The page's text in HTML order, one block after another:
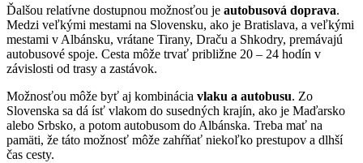
Ďalšou relatívne dostupnou možnosťou je autobusová doprava.
Medzi veľkými mestami na Slovensku, ako je Bratislava, a veľkými
mestami v Albánsku, vrátane Tirany, Draču a Shkodry, premávajú
autobusové spoje. Cesta môže trvať približne 20 – 24 hodín v
závislosti od trasy a zastávok.
Možnosťou môže byť aj kombinácia vlaku a autobusu. Zo
Slovenska sa dá ísť vlakom do susedných krajín, ako je Maďarsko
alebo Srbsko, a potom autobusom do Albánska. Treba mať na
pamäti, že táto možnosť môže zahŕňať niekoľko prestupov a dlhší
čas cesty.